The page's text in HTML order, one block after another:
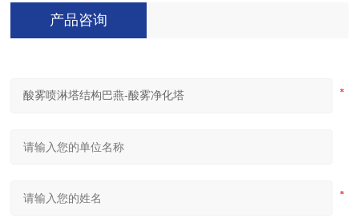
产品咨询